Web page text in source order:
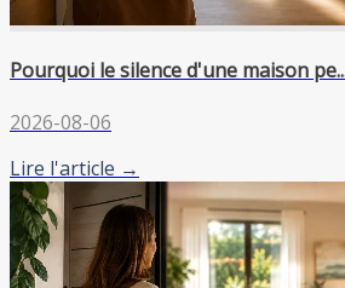
Pourquoi le silence d'une maison
2026-08-06
Lire l'article →